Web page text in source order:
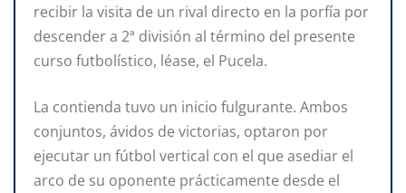
recibir la visita de un rival directo en la porfía por
descender a 2ª división al término del presente
curso futbolístico, léase, el Pucela.
La contienda tuvo un inicio fulgurante. Ambos
conjuntos, ávidos de victorias, optaron por
ejecutar un fútbol vertical con el que asediar el
arco de su oponente prácticamente desde el